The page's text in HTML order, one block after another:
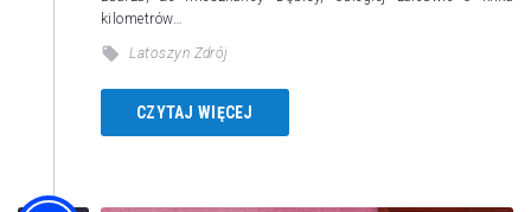
kilometrów…
Latoszyn Zdrój
CZYTAJ WIĘCEJ